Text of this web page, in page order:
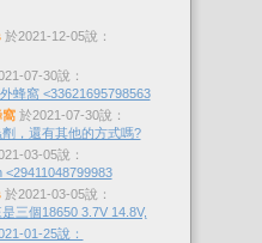
於2021-12-05說：
07-30說：
蜂窩 <33621695798563
窩於2021-07-30說：
，還有其他的方式嗎?
03-05說：
<29411048799983
於2021-03-05說：
三個18650 3.7V 14.8V,
01-25說：